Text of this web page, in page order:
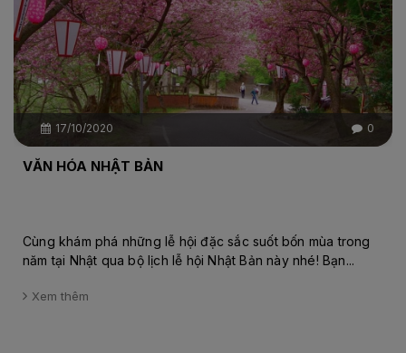
17/10/2020 0
VĂN HÓA NHẬT BẢN
Cùng khám phá những lễ hội đặc sắc suốt bốn mùa trong
năm tại Nhật qua bộ lịch lễ hội Nhật Bản này nhé! Bạn...
Xem thêm